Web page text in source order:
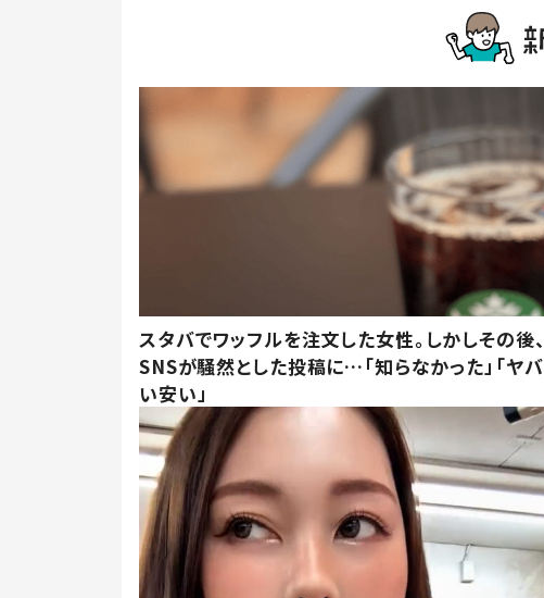
スタバでワッフルを注文した女性。しかしその後、
SNSが騒然とした投稿に…「知らなかった」「ヤバ
い安い」